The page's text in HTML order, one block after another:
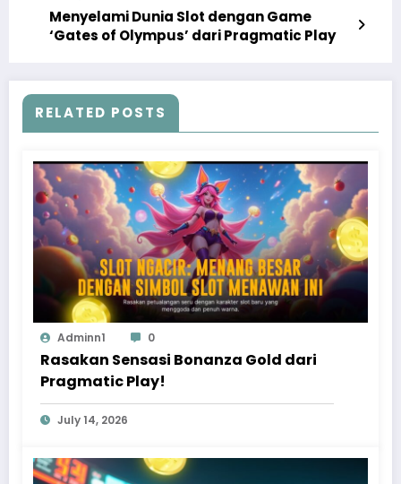
Menyelami Dunia Slot dengan Game
‘Gates of Olympus’ dari Pragmatic Play
RELATED POSTS
Adminn1 0
Rasakan Sensasi Bonanza Gold dari
Pragmatic Play!
July 14, 2026